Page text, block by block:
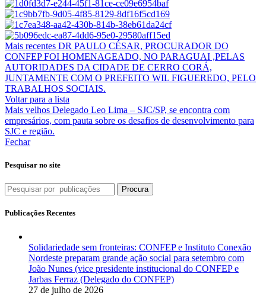
Mais recentes DR PAULO CÉSAR, PROCURADOR DO
CONFEP FOI HOMENAGEADO, NO PARAGUAI ,PELAS
AUTORIDADES DA CIDADE DE CERRO CORÁ,
JUNTAMENTE COM O PREFEITO WIL FIGUEREDO, PELO
TRABALHOS SOCIAIS.
Voltar para a lista
Mais velhos Delegado Leo Lima – SJC/SP, se encontra com
empresários, com pauta sobre os desafios de desenvolvimento para
SJC e região.
Fechar
Pesquisar no site
Procura
Publicações Recentes
Solidariedade sem fronteiras: CONFEP e Instituto Conexão
Nordeste preparam grande ação social para setembro com
João Nunes (vice presidente institucional do CONFEP e
Jarbas Ferraz (Delegado do CONFEP)
27 de julho de 2026